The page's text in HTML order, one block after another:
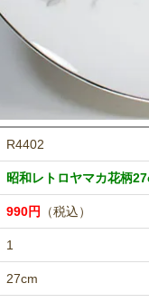
R4402
昭和レトロヤマカ花柄
990円 （税込）
1
27cm